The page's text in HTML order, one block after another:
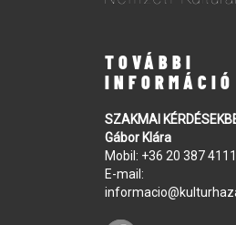
TOVÁBBI
INFORMÁCIÓ
SZAKMAI
Gábor Klára
Mobil: +36 20 387 4111
E-mail: